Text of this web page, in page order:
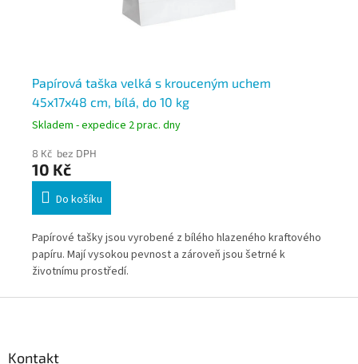
Papírová taška velká s krouceným uchem
45x17x48 cm, bílá, do 10 kg
Skladem - expedice 2 prac. dny
8 Kč bez DPH
10 Kč
Do košíku
Papírové tašky jsou vyrobené z bílého hlazeného kraftového
papíru. Mají vysokou pevnost a zároveň jsou šetrné k
životnímu prostředí.
Kontakt